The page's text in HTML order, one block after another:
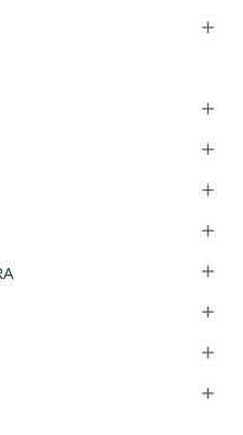








